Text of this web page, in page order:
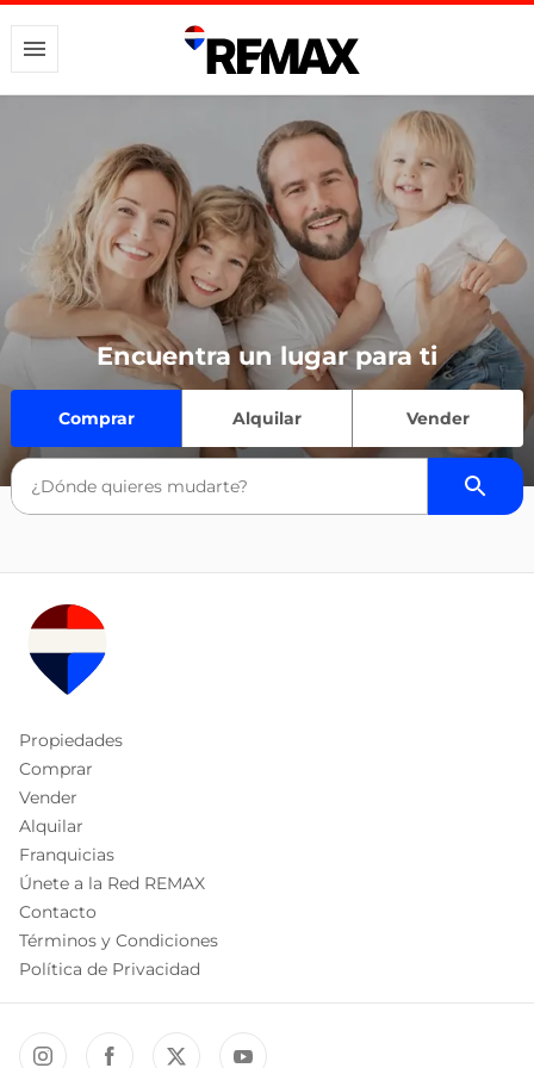
Encuentra un lugar para ti
Comprar Alquilar Vender
Propiedades
Comprar
Vender
Alquilar
Franquicias
Únete a la Red REMAX
Contacto
Términos y Condiciones
Política de Privacidad